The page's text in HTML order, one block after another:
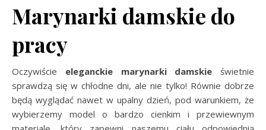
Marynarki damskie do
pracy
Oczywiście eleganckie marynarki damskie świetnie
sprawdzą się w chłodne dni, ale nie tylko! Równie dobrze
będą wyglądać nawet w upalny dzień, pod warunkiem, że
wybierzemy model o bardzo cienkim i przewiewnym